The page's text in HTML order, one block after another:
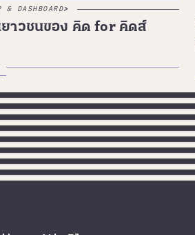
& DASHBOARD
ยาวชนของ คิด for คิดส์